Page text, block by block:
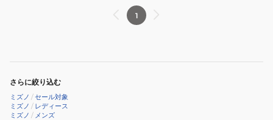
イ
ブ
EL
81GA200142
ー
ブ
イ
1
さらに絞り込む
ミズノ /セール対象
ミズノ / レディース
ミズノ / メンズ